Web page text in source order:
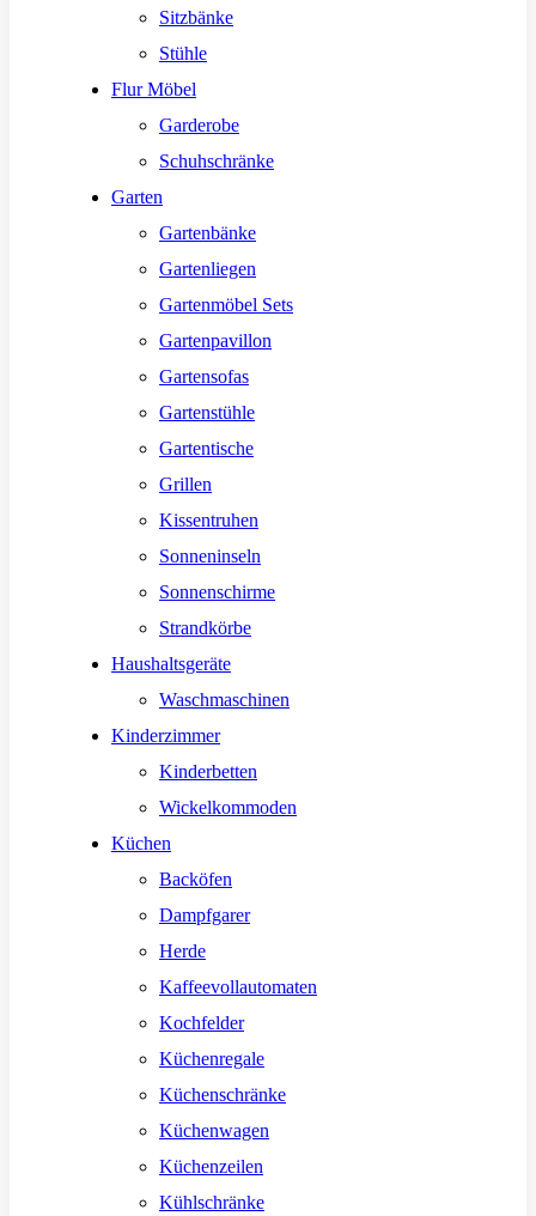
Sitzbänke
Stühle
Flur Möbel
Garderobe
Schuhschränke
Garten
Gartenbänke
Gartenliegen
Gartenmöbel Sets
Gartenpavillon
Gartensofas
Gartenstühle
Gartentische
Grillen
Kissentruhen
Sonneninseln
Sonnenschirme
Strandkörbe
Haushaltsgeräte
Waschmaschinen
Kinderzimmer
Kinderbetten
Wickelkommoden
Küchen
Backöfen
Dampfgarer
Herde
Kaffeevollautomaten
Kochfelder
Küchenregale
Küchenschränke
Küchenwagen
Küchenzeilen
Kühlschränke